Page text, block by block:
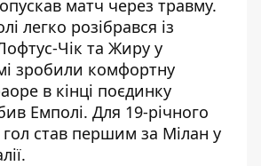
матч через травму.
легко розібрався із
Чік та Жиру у
зробили комфортну
в кінці поєдинку
Емполі. Для 19-річного
гол став першим за Мілан у